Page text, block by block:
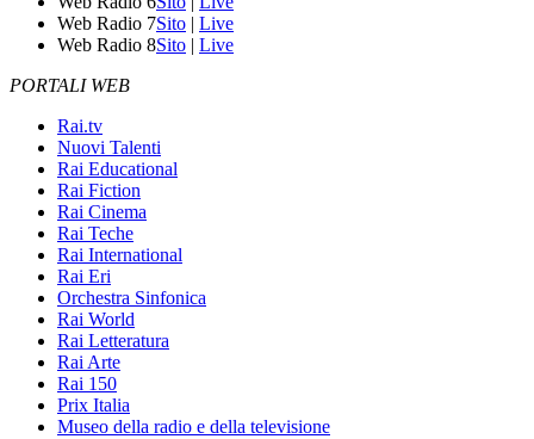
Web Radio 7Sito | Live
Web Radio 8Sito | Live
PORTALI WEB
Rai.tv
Nuovi Talenti
Rai Educational
Rai Fiction
Rai Cinema
Rai Teche
Rai International
Rai Eri
Orchestra Sinfonica
Rai World
Rai Letteratura
Rai Arte
Rai 150
Prix Italia
Museo della radio e della televisione